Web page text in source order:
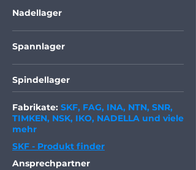
Nadellager
Spannlager
Spindellager
Fabrikate: SKF, FAG, INA, NTN, SNR,
TIMKEN, NSK, IKO, NADELLA und viele
mehr
SKF - Produkt finder
Ansprechpartner